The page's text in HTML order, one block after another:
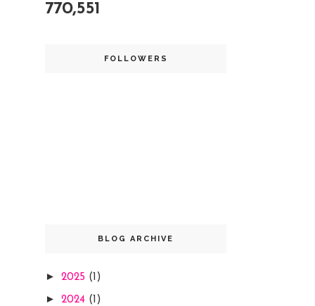
770,551
FOLLOWERS
BLOG ARCHIVE
► 2025 (1)
► 2024 (1)